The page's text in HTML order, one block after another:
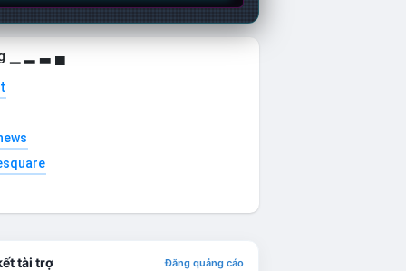
▁ ▂ ▃ ▄
tài trợ Đăng quảng cáo